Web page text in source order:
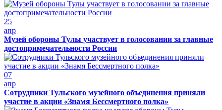
25
апр
Музей обороны Тулы участвует в голосовании за главные
достопримечательности России
07
апр
Сотрудники Тульского музейного объединения приняли
участие в акции «Знамя Бессмертного полка»